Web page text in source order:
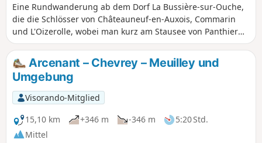
Eine Rundwanderung ab dem Dorf La Bussière-sur-Ouche,
die die Schlösser von Châteauneuf-en-Auxois, Commarin
und L'Oizerolle, wobei man kurz am Stausee von Panthier
entlangführt und auf dem Rückweg den Ort „La Pourrie“
umgeht, ein Privatgrundstück, das noch immer der Familie
des burgundischen Schriftstellers Henri Vincenot gehört.
Lange, aber einfache Strecke, die in normalem Tempo in 8
Stunden zurückgelegt wird (9 Stunden bei Besichtigung der
Dörfer).
Arcenant – Chevrey – Meuilley und
Umgebung
Visorando-Mitglied
15,10 km
+346 m -346 m
5:20 Std.
Mittel